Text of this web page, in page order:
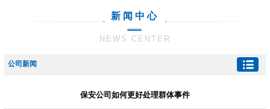
新闻中心
NEWS CENTER
公司新闻
保安公司如何更好处理群体事件